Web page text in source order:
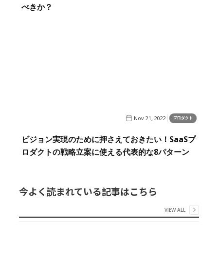
べきか？
Nov 21, 2022 プロダクト
ビジョン実現のために押さえておきたい！SaaSプ
ロダクトの戦略立案に使える代表的な8パターン
今よく読まれている記事はこちら
VIEW ALL